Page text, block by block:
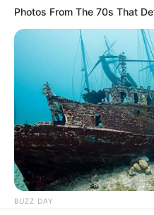
Photos From The 70s That
BUZZ DAY